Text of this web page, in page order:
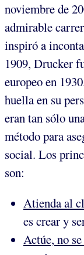
noviembre de
admirable
inspiró a
1909, Drucker
europeo en
huella en su
eran tan sólo
método para
social. Los
son:
Atienda al
es crear y
Actúe, no